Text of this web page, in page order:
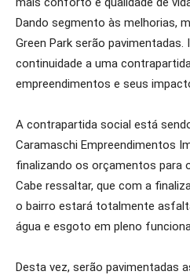
Dando segmento às melhorias,
Green Park serão
continuidade a uma
empreendimentos e seus
A contrapartida social está
Caramaschi Empreendimentos
finalizando os orçamentos para
Cabe ressaltar, que com a
o bairro estará totalmente
água e esgoto em pleno
Desta vez, serão pavimentadas